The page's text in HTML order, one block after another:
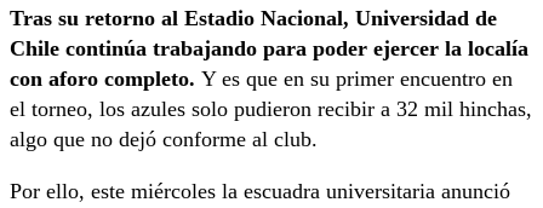
Tras su retorno al Estadio Nacional, Universidad de
Chile continúa trabajando para poder ejercer la localía
con aforo completo. Y es que en su primer encuentro en
el torneo, los azules solo pudieron recibir a 32 mil hinchas,
algo que no dejó conforme al club.
Por ello, este miércoles la escuadra universitaria anunció